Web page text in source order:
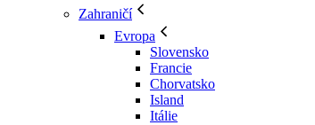
Zahraničí
Evropa
Slovensko
Francie
Chorvatsko
Island
Itálie